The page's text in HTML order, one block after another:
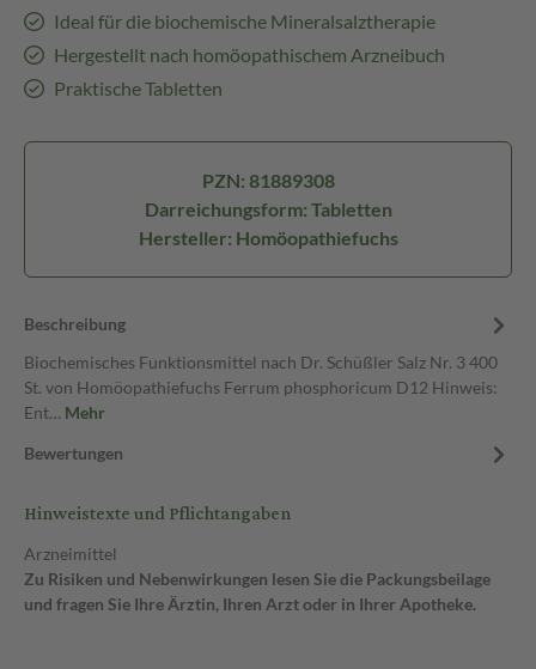
Ideal für die biochemische Mineralsalztherapie
Hergestellt nach homöopathischem Arzneibuch
Praktische Tabletten
PZN: 81889308
Darreichungsform: Tabletten
Hersteller: Homöopathiefuchs
Beschreibung
Biochemisches Funktionsmittel nach Dr. Schüßler Salz Nr. 3 400
St. von Homöopathiefuchs Ferrum phosphoricum D12 Hinweis:
Ent… Mehr
Bewertungen
Hinweistexte und Pflichtangaben
Arzneimittel
Zu Risiken und Nebenwirkungen lesen Sie die Packungsbeilage
und fragen Sie Ihre Ärztin, Ihren Arzt oder in Ihrer Apotheke.